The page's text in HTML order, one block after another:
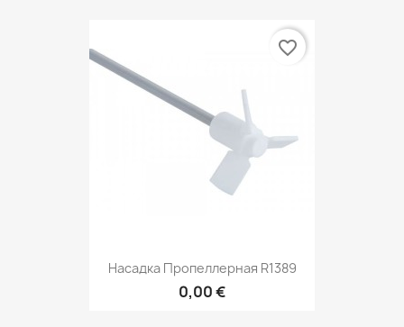
Насадка Пропеллерная R1389
0,00 €
favorite_border